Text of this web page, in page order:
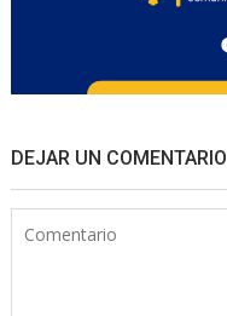
DEJAR UN COMENTARIO